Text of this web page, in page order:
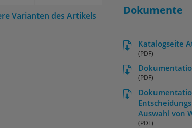
Varianten des Artikels Dokumente
Katalogseite
(PDF)
(PDF)
Auswahl von
(PDF)